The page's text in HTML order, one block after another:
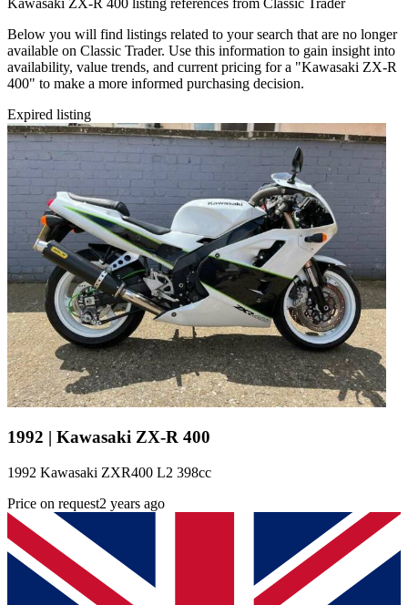
Below you will find listings related to your search that are no longer
available on Classic Trader. Use this information to gain insight into
availability, value trends, and current pricing for a "Kawasaki ZX-R
400" to make a more informed purchasing decision.
Expired listing
1992 | Kawasaki ZX-R 400
1992 Kawasaki ZXR400 L2 398cc
Price on request2 years ago